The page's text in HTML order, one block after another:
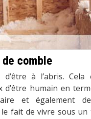
comble
à l’abris.
d’être humain en
et également
le fait de vivre sous